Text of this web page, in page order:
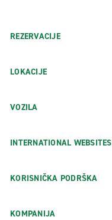
REZERVACIJE
LOKACIJE
VOZILA
INTERNATIONAL WEBSITES
KORISNIČKA PODRŠKA
KOMPANIJA